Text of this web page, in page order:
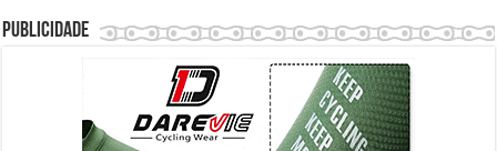
Publicidade